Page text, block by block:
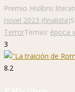
Premio Hislibris
novel 2023 (finalista)
TerrorTemas: época
3
8.2